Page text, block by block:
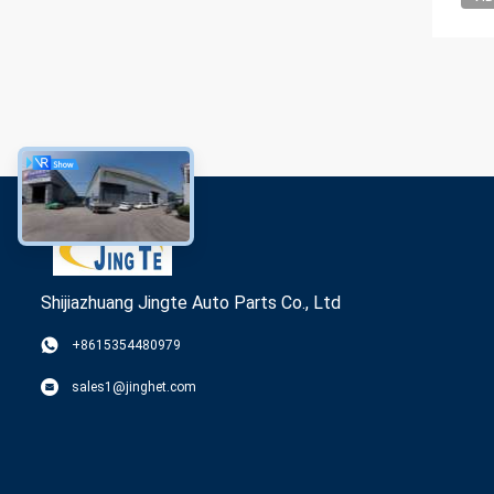
Shijiazhuang Jingte Auto Parts Co., Ltd
+8615354480979
sales1@jinghet.com